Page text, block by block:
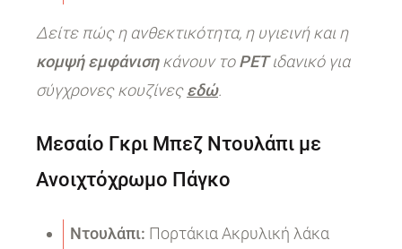
Δείτε πώς η ανθεκτικότητα, η υγιεινή και η
κομψή εμφάνισηκάνουν τοPETιδανικό για
σύγχρονες κουζίνεςεδώ.
Μεσαίο Γκρι Μπεζ Ντουλάπι με
Ανοιχτόχρωμο Πάγκο
Ντουλάπι: Πορτάκια Ακρυλική λάκα